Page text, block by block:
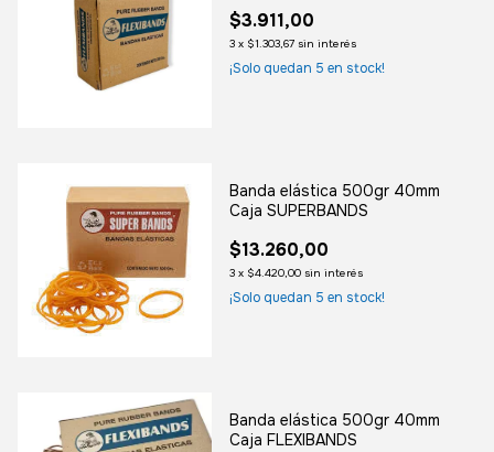
$3.911,00
3 x $1.303,67 sin interés
¡Solo quedan 5 en stock!
Banda elástica 500gr 40mm
Caja SUPERBANDS
$13.260,00
3 x $4.420,00 sin interés
¡Solo quedan 5 en stock!
Banda elástica 500gr 40mm
Caja FLEXIBANDS